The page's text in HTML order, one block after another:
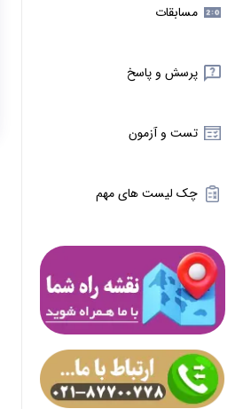
مسابقات
پرسش و پاسخ
تست و آزمون
چک لیست های مهم